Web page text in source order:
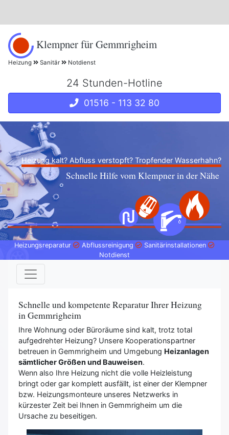
Klempner für Gemmrigheim
Heizung Sanitär Notdienst
24 Stunden-Hotline
01516 - 113 32 80
Heizung kalt? Abfluss verstopft? Tropfender Wasserhahn?
Schnelle Hilfe vom Klempner in der Nähe
Heizungsreparatur Abflussreinigung
Sanitärinstallationen
Notdienst
Schnelle und kompetente Reparatur Ihrer Heizung
in Gemmrigheim
Ihre Wohnung oder Büroräume sind kalt, trotz total
aufgedrehter Heizung? Unsere Kooperationspartner
betreuen in Gemmrigheim und Umgebung Heizanlagen
sämtlicher Größen und Bauweisen.
Wenn also Ihre Heizung nicht die volle Heizleistung
bringt oder gar komplett ausfällt, ist einer der Klempner
bzw. Heizungsmonteure unseres Netzwerks in
kürzester Zeit bei Ihnen in Gemmrigheim um die
Ursache zu beseitigen.